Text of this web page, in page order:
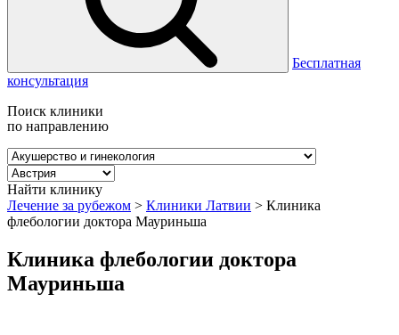
Бесплатная
консультация
Поиск клиники
по направлению
Найти клинику
Лечение за рубежом > Клиники Латвии > Клиника
флебологии доктора Мауриньша
Клиника флебологии доктора
Мауриньша